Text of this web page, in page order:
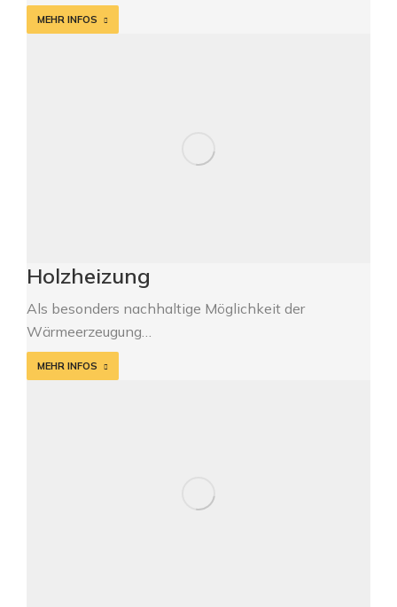
MEHR INFOS
Holzheizung
Als besonders nachhaltige Möglichkeit der
Wärmeerzeugung…
MEHR INFOS